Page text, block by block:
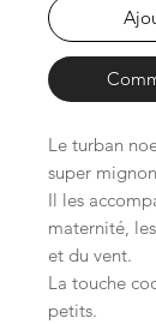
Le turban
super
Il les
maternité,
et du vent.
La touche
petits.